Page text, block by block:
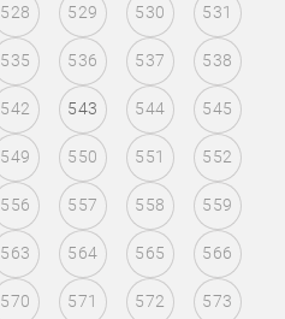
528 529 530 531
535 536 537 538
542 543 544 545
549 550 551 552
556 557 558 559
563 564 565 566
570 571 572 573